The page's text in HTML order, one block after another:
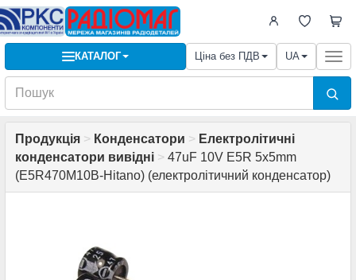
КАТАЛОГ Ціна без ПДВ UA
Продукція > Конденсатори > Електролітичні
конденсатори вивідні > 47uF 10V E5R 5x5mm
(E5R470M10B-Hitano) (електролітичний конденсатор)